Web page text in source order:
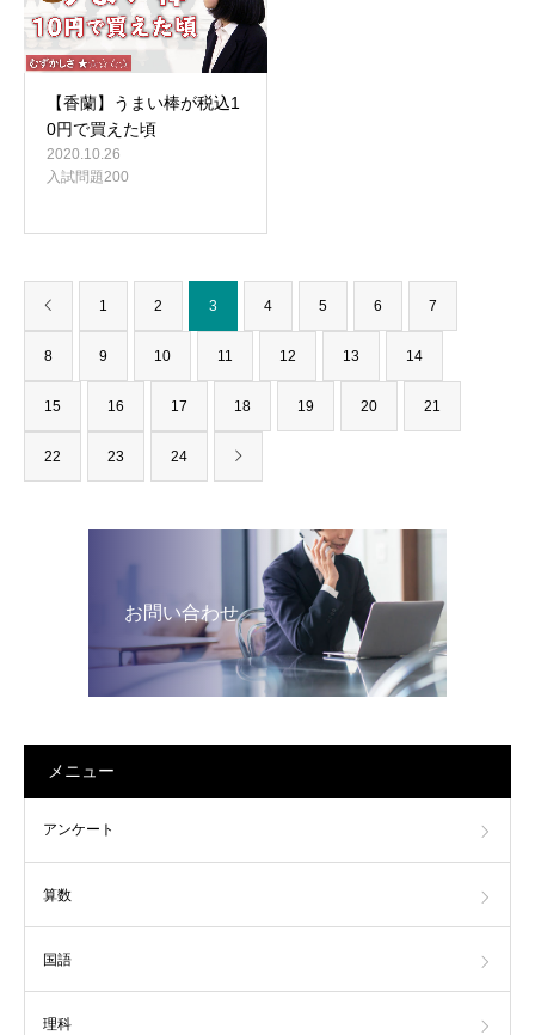
【香蘭】うまい棒が税込1
0円で買えた頃
2020.10.26
入試問題200
1 2 3 4 5 6 7
8 9 10 11 12 13 14
15 16 17 18 19 20 21
22 23 24
お問い合わせ
メニュー
アンケート
算数
国語
理科